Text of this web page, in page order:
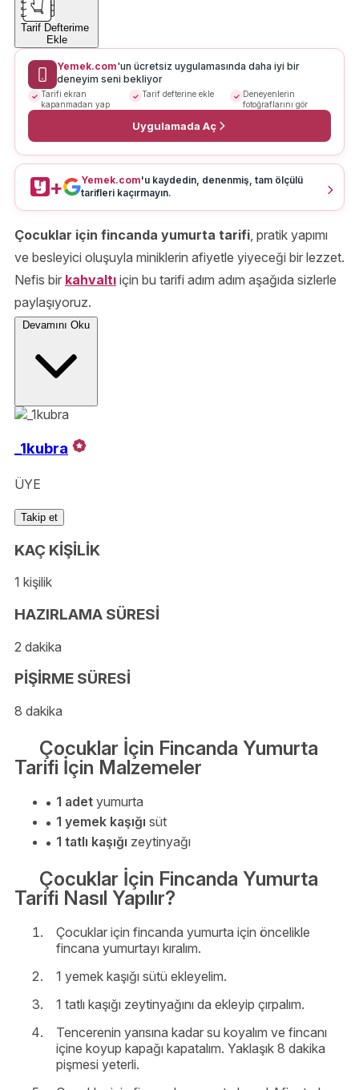
Tarif Defterime
Ekle
Yemek.com'un ücretsiz uygulamasında daha iyi bir
deneyim seni bekliyor
Tarifi ekran
kapanmadan yap
Tarif defterine ekle
Deneyenlerin
fotoğraflarını gör
Uygulamada Aç
+ Yemek.com'u kaydedin, denenmiş, tam ölçülü
tarifleri kaçırmayın.
Çocuklar için fincanda yumurta tarifi, pratik yapımı
ve besleyici oluşuyla miniklerin afiyetle yiyeceği bir lezzet.
Nefis bir kahvaltı için bu tarifi adım adım aşağıda sizlerle
paylaşıyoruz.
Devamını Oku
_1kubra
ÜYE
Takip et
KAÇ KİŞİLİK
1 kişilik
HAZIRLAMA SÜRESİ
2 dakika
PİŞİRME SÜRESİ
8 dakika
Çocuklar İçin Fincanda Yumurta
Tarifi İçin Malzemeler
1 adet yumurta
1 yemek kaşığı süt
1 tatlı kaşığı zeytinyağı
Çocuklar İçin Fincanda Yumurta
Tarifi Nasıl Yapılır?
Çocuklar için fincanda yumurta için öncelikle
fincana yumurtayı kıralım.
1 yemek kaşığı sütü ekleyelim.
1 tatlı kaşığı zeytinyağını da ekleyip çırpalım.
Tencerenin yarısına kadar su koyalım ve fincanı
içine koyup kapağı kapatalım. Yaklaşık 8 dakika
pişmesi yeterli.